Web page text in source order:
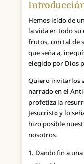
Hemos leído de
la vida en todo
frutos, con tal de
que señala,
elegido por Dios
Quiero invitarlos
narrado en el
profetiza la
Jesucristo y lo
hizo posible
nosotros.
Dando fin a